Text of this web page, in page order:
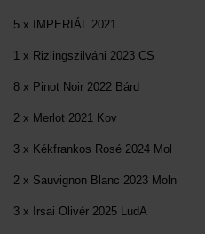
5 x IMPERIÁL 2021
1 x Rizlingszilváni 2023 CS
8 x Pinot Noir 2022 Bárd
2 x Merlot 2021 Kov
3 x Kékfrankos Rosé 2024 Mol
2 x Sauvignon Blanc 2023 Moln
3 x Irsai Olivér 2025 LudA